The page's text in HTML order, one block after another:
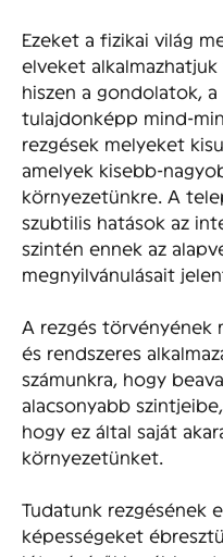
Ezeket a fizikai világ
elveket
hiszen a gondolatok,
tulajdonképp mind-
rezgések melyeket
amelyek kisebb-
környezetünkre. A
szubtilis hatások az
szintén ennek az
megnyilvánulásait
A rezgés törvényének
és rendszeres
számunkra, hogy
alacsonyabb
hogy ez által saját
környezetünket.
Tudatunk rezgésének
képességeket